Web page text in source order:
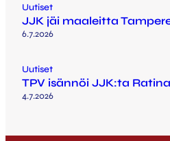
Uutiset
JJK jäi maaleitta
6.7.2026
Uutiset
TPV isännöi JJK:ta
4.7.2026